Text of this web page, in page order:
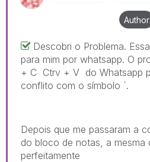
Author
Descobri o Problema.
para mim por whatsapp. O
+ C Ctrv + V do Whatsapp
conflito com o símbolo `.
Depois que me passaram a
do bloco de notas, a mesma
perfeitamente